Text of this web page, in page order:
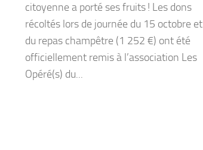
citoyenne a porté ses fruits ! Les dons
récoltés lors de journée du 15 octobre et
du repas champêtre (1 252 €) ont été
officiellement remis à l’association Les
Opéré(s) du...